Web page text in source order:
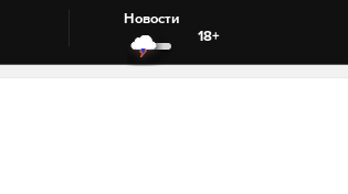
Новости
18+